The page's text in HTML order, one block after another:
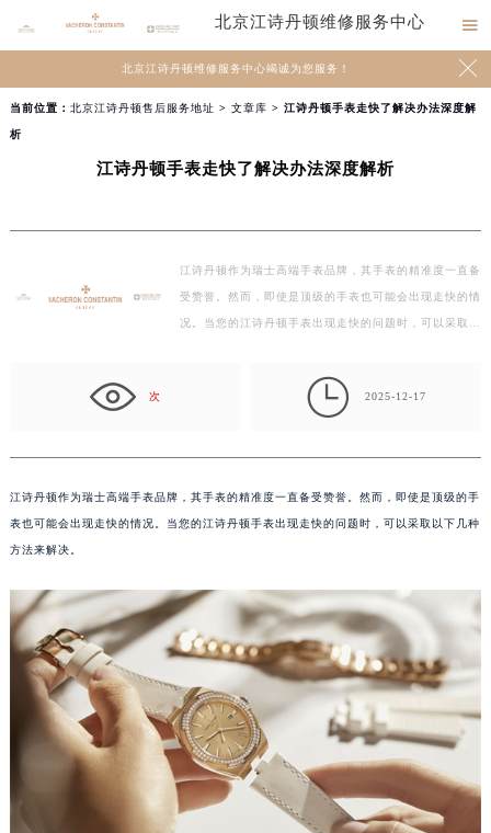
北京江诗丹顿维修服务中心 
北京江诗丹顿维修服务中心竭诚为您服务！ 
当前位置： 北京江诗丹顿售后服务地址 > 文章库 > 江诗丹顿手表走快了解决办法深度解
析
江诗丹顿手表走快了解决办法深度解析
江诗丹顿作为瑞士高端手表品牌，其手表的精准度一直备
受赞誉。然而，即使是顶级的手表也可能会出现走快的情
况。当您的江诗丹顿手表出现走快的问题时，可以采取…
次  2025-12-17
江诗丹顿作为瑞士高端手表品牌，其手表的精准度一直备受赞誉。然而，即使是顶级的手
表也可能会出现走快的情况。当您的江诗丹顿手表出现走快的问题时，可以采取以下几种
方法来解决。